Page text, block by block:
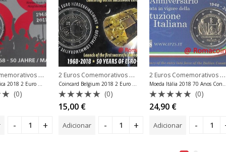
Malta
2 Euros Comemorativos 2018 2 Euros Comemorativos Bélgica
(0)
2 Euros Comemorativos 2018 2 Euros Comemorativos
Avaliação
0
5
(0)
15,00 €
Adicionar
2 Euros Comemorativos 2018
Avaliação
0
5
(0)
24,90 €
Adicionar